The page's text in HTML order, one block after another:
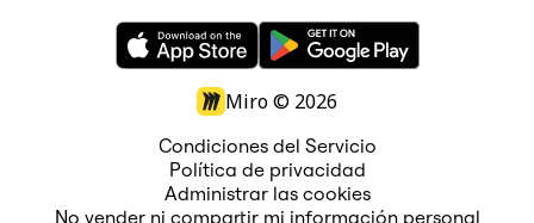
Miro © 2026
Condiciones del Servicio
Política de privacidad
Administrar las cookies
No vender ni compartir mi información personal